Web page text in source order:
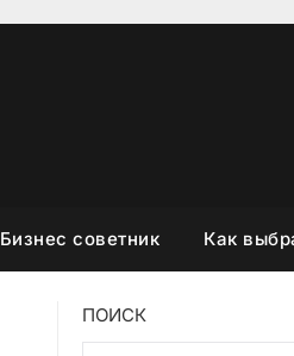
Бизнес советник Как
ПОИСК